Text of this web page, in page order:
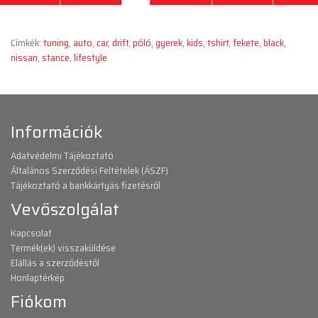
Címkék:tuning, auto,car,drift,póló,gyerek,kids,tshirt,fekete,black,
nissan, stance,lifestyle
Információk
Adatvédelmi Tájékoztató
Általános Szerződési Feltételek (ÁSZF)
Tájékoztató a bankkártyás fizetésről
Vevőszolgálat
Kapcsolat
Termék(ek) visszaküldése
Elállás a szerződéstől
Honlaptérkép
Fiókom